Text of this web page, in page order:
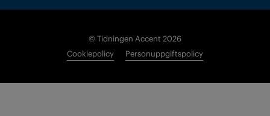
© Tidningen Accent 2026
Cookiepolicy
Personuppgiftspolicy